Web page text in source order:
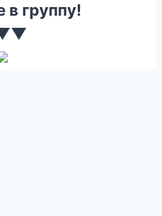
в группу!